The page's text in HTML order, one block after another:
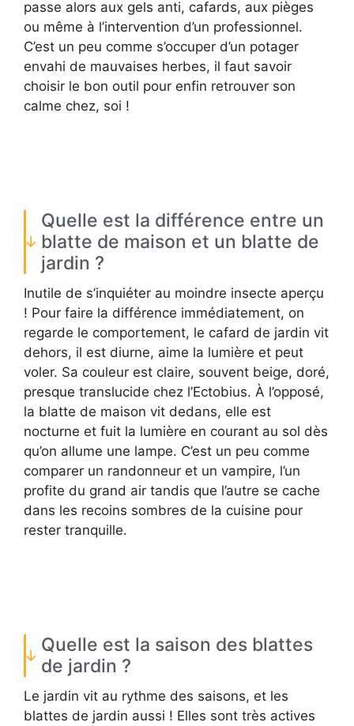
passe alors aux gels anti, cafards, aux pièges
ou même à l’intervention d’un professionnel.
C’est un peu comme s’occuper d’un potager
envahi de mauvaises herbes, il faut savoir
choisir le bon outil pour enfin retrouver son
calme chez, soi !
Quelle est la différence entre un
blatte de maison et un blatte de
jardin ?
Inutile de s’inquiéter au moindre insecte aperçu
! Pour faire la différence immédiatement, on
regarde le comportement, le cafard de jardin vit
dehors, il est diurne, aime la lumière et peut
voler. Sa couleur est claire, souvent beige, doré,
presque translucide chez l’Ectobius. À l’opposé,
la blatte de maison vit dedans, elle est
nocturne et fuit la lumière en courant au sol dès
qu’on allume une lampe. C’est un peu comme
comparer un randonneur et un vampire, l’un
profite du grand air tandis que l’autre se cache
dans les recoins sombres de la cuisine pour
rester tranquille.
Quelle est la saison des blattes
de jardin ?
Le jardin vit au rythme des saisons, et les
blattes de jardin aussi ! Elles sont très actives